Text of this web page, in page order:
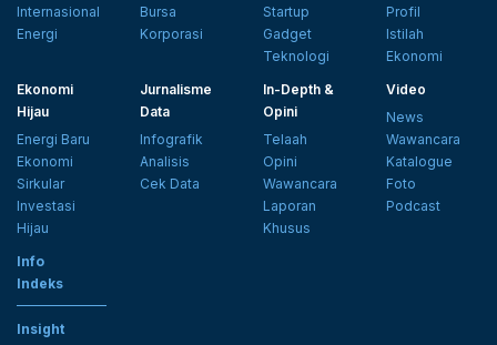
Internasional
Energi
Bursa
Korporasi
Startup
Gadget
Teknologi
Profil
Istilah
Ekonomi
Ekonomi
Hijau
Energi Baru
Ekonomi
Sirkular
Investasi
Hijau
Jurnalisme
Data
Infografik
Analisis
Cek Data
In-Depth &
Opini
Telaah
Opini
Wawancara
Laporan
Khusus
Video
News
Wawancara
Katalogue
Foto
Podcast
Info
Indeks
Insight